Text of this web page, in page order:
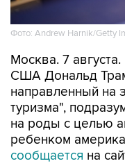
Фото: Andrew Harnik/Getty
Москва. 7
США Дональд
направленный на
туризма",
на роды с целью
ребенком
сообщается на